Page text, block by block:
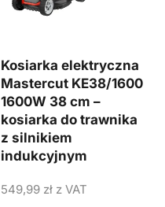
Kosiarka elektryczna
Mastercut KE38/1600
1600W 38 cm –
kosiarka do trawnika
z silnikiem
indukcyjnym
549,99 zł z VAT